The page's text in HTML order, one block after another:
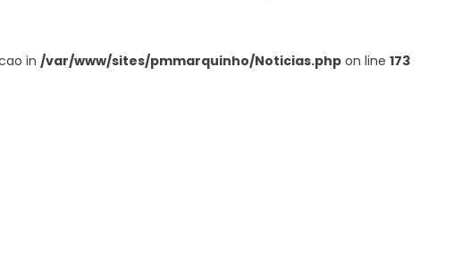
in /var/www/sites/pmmarquinho/Noticias.php on line 173